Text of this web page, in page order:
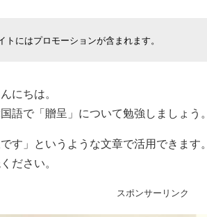
トにはプロモーションが含まれます。
にちは。
語で「贈呈」について勉強しましょう。
です」というような文章で活用できます。
ださい。
スポンサーリンク